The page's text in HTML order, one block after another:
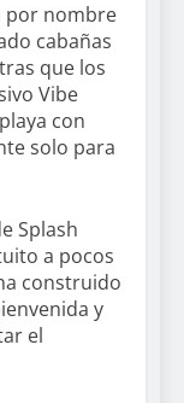
por nombre
cabañas
que los
Vibe
con
solo para
Splash
a pocos
construido
y
el